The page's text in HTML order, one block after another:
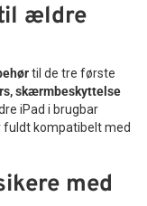
ældre
til de tre første
skærmbeskyttelse
iPad i brugbar
fuldt kompatibelt med
med